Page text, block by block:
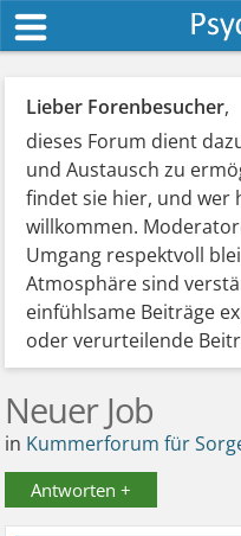
Lieber Forenbesucher,
dieses Forum dient
und Austausch zu
findet sie hier, und wer
willkommen.
Umgang respektvoll
Atmosphäre sind
einfühlsame Beiträge
oder verurteilende
Neuer Job
in Kummerforum für
Antworten +